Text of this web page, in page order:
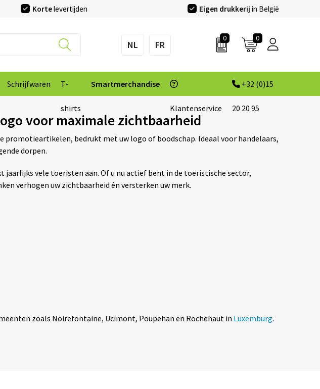
Kortelevertijden Eigen drukkerij in België
NL FR
0 0
Schrijfwaren T-
shirts
Smartmerchandise
Klantenservice
+32 (0)15
20 20 95
voor maximale zichtbaarheid
promotieartikelen, bedrukt met uw logo of boodschap. Ideaal voor handelaars,
dorpen.
vele toeristen aan. Of u nu actief bent in de toeristische sector,
verhogen uw zichtbaarheid én versterken uw merk.
zoals Noirefontaine, Ucimont, Poupehan en Rochehaut in Luxemburg.